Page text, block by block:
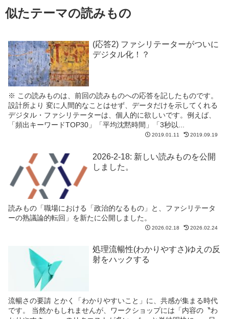
似たテーマの読みもの
(応答2) ファシリテーターがついに
デジタル化！？
※ この読みものは、前回の読みものへの応答を記したものです。
設計所より 変に人間的なことはせず、データだけを示してくれる
デジタル・ファシリテーターは、個人的に欲しいです。例えば、
「頻出キーワードTOP30」「平均沈黙時間」「3秒以...
2019.01.11 2019.09.19
2026-2-18: 新しい読みものを公開
しました。
読みもの「職場における「政治的なるもの」と、ファシリテータ
ーの熟議論的転回」を新たに公開しました。
2026.02.18 2026.02.24
処理流暢性(わかりやすさ)ゆえの反
射をハックする
流暢さの要請 とかく「わかりやすいこと」に、共感が集まる時代
です。 当然かもしれませんが、ワークショップには「内容の〝わ